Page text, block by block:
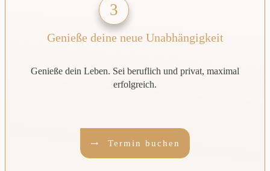
3
Genieße deine neue Unabhängigkeit
Genieße dein Leben. Sei beruflich und privat, maximal
erfolgreich.
Termin buchen